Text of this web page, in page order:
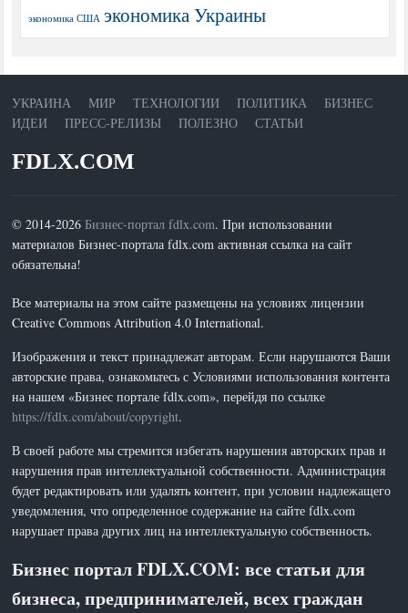
экономика США экономика Украины
УКРАИНА МИР ТЕХНОЛОГИИ ПОЛИТИКА
БИЗНЕС
ИДЕИ
ПРЕСС-РЕЛИЗЫ ПОЛЕЗНО СТАТЬИ
FDLX.COM
© 2014-2026Бизнес-портал fdlx.com. При использовании
материалов Бизнес-портала fdlx.com активная ссылка на сайт
обязательна!
Все материалы на этом сайте размещены на условиях лицензии
Creative Commons Attribution 4.0 International.
Изображения и текст принадлежат авторам. Если нарушаются Ваши
авторские права, ознакомьтесь с Условиями использования контента
на нашем «Бизнес портале fdlx.com», перейдя по ссылке
https://fdlx.com/about/copyright.
В своей работе мы стремится избегать нарушения авторских прав и
нарушения прав интеллектуальной собственности. Администрация
будет редактировать или удалять контент, при условии надлежащего
уведомления, что определенное содержание на сайте fdlx.com
нарушает права других лиц на интеллектуальную собственность.
Бизнес портал FDLX.COM: все статьи для
бизнеса, предпринимателей, всех граждан